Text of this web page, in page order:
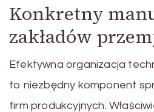
Konkretny
zakładów
Efektywna organizacja
to niezbędny komponent
firm produkcyjnych.